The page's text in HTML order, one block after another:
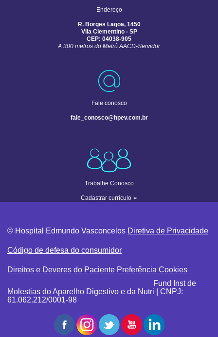
Endereço
R. Borges Lagoa, 1450
Vila Clementino - SP
CEP: 04038-905
A 300 metros do Metrô AACD-Servidor
Fale conosco
fale_conosco@hpev.com.br
Trabalhe Conosco
Cadastrar currículo➢
© Hospital Edmundo Vasconcelos Diretiva de Privacidade
Código de defesa do consumidor
Direitos e Deveres do Paciente Preferência Cookies
Fund Inst de
Molestias do Aparelho Digestivo e da Nutri | CNPJ:
61.062.212/0001-98